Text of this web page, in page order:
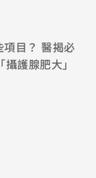
目？ 醫揭必
護腺肥大」